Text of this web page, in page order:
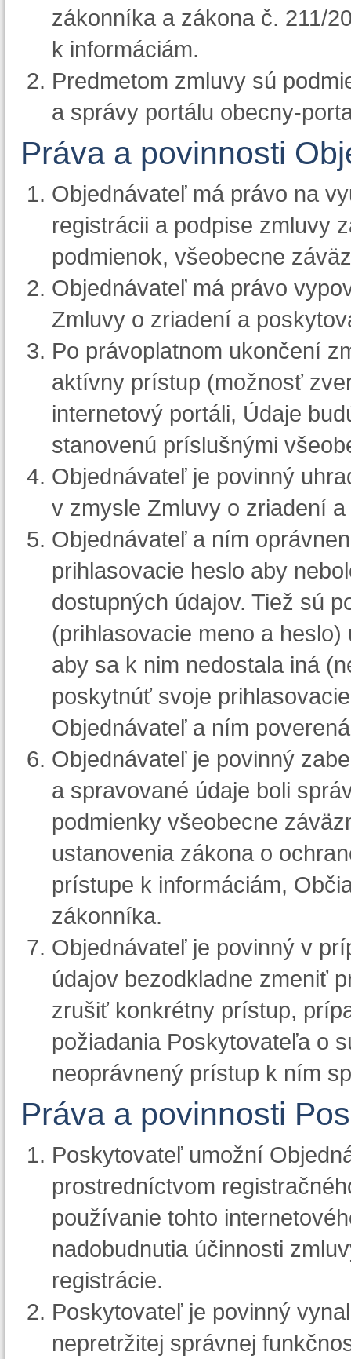
zákonníka a zákona č. 211/
k informáciám.
Predmetom zmluvy sú
a správy portálu obecny-
Práva a povinnosti
Objednávateľ má právo na
registrácii a podpise zmluvy
podmienok, všeobecne
Objednávateľ má právo
Zmluvy o zriadení a
Po právoplatnom ukončení
aktívny prístup (možnosť
internetový portáli, Údaje
stanovenú príslušnými
Objednávateľ je povinný
v zmysle Zmluvy o zriadení
Objednávateľ a ním
prihlasovacie heslo aby
dostupných údajov. Tiež sú
(prihlasovacie meno a
aby sa k nim nedostala iná
poskytnúť svoje
Objednávateľ a ním
Objednávateľ je povinný
a spravované údaje boli
podmienky všeobecne
ustanovenia zákona o
prístupe k informáciám,
zákonníka.
Objednávateľ je povinný v
údajov bezodkladne zmeniť
zrušiť konkrétny prístup,
požiadania Poskytovateľa o
neoprávnený prístup k ním
Práva a povinnosti
Poskytovateľ umožní
prostredníctvom
používanie tohto
nadobudnutia účinnosti
registrácie.
Poskytovateľ je povinný
nepretržitej správnej